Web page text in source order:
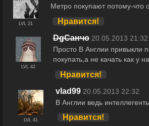
LVL 21
Метро покупают потому-что
Нравится!
LVL 42
DgСанчо 20.05.2013 21:32
Просто В Англии привыкли
покупать,а не качать как у
Нравится!
LVL 41
vlad99 20.05.2013 22:32
В Англии ведь
Нравится!